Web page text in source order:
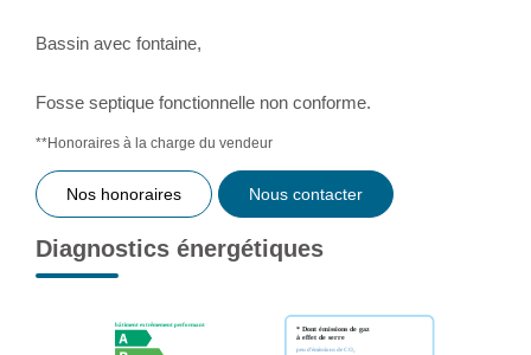
Bassin avec fontaine,
Fosse septique fonctionnelle non conforme.
**Honoraires à la charge du vendeur
Nos honoraires Nous contacter
Diagnostics énergétiques